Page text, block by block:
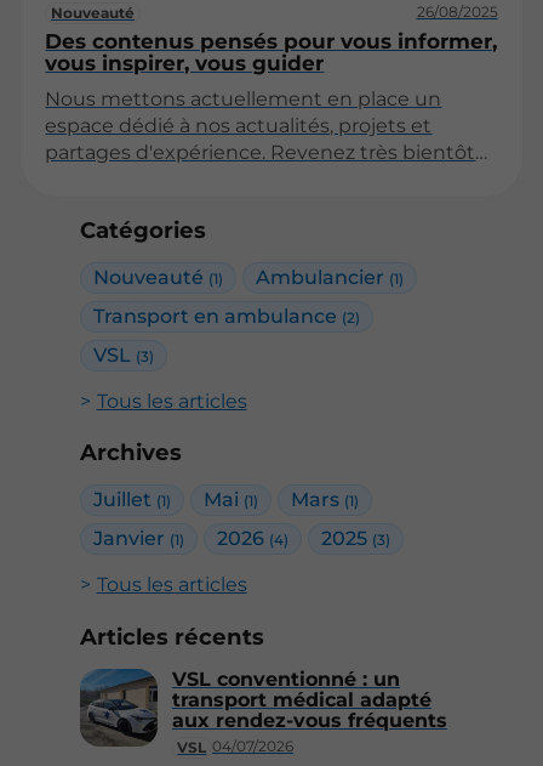
Catégories
Nouveauté (1) Ambulancier (1)
Transport en ambulance (2)
VSL (3)
Tous les articles
Archives
Juillet (1) Mai (1) Mars (1)
Janvier (1) 2026 (4) 2025 (3)
Tous les articles
Articles récents
VSL 04/07/2026
VSL conventionné : un
transport médical adapté
aux rendez-vous fréquents
Nouveauté 26/08/2025
Des contenus pensés pour vous informer,
vous inspirer, vous guider
Nous mettons actuellement en place un
espace dédié à nos actualités, projets et
partages d'expérience. Revenez très bientôt